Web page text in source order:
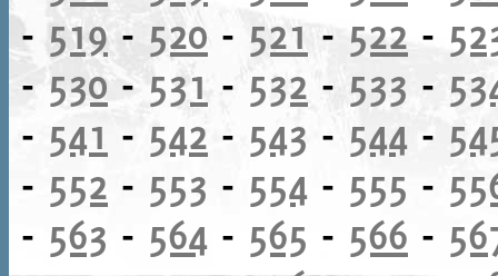
-519-520 - 521- 522 -
-530-531 - 532 - 533 -
- 541 - 542 - 543 - 544 -
- 552 - 553 - 554 - 555 -
- 563 - 564 - 565 - 566 -